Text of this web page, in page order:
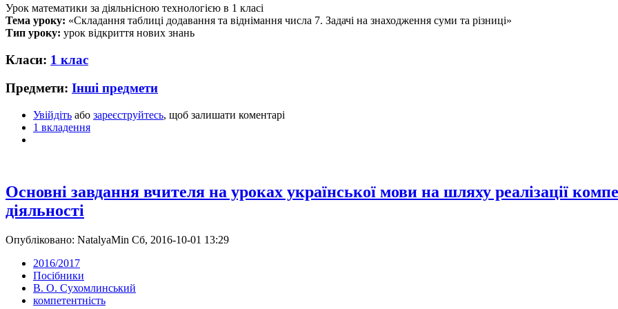
Урок математики за діяльнісною технологією в 1 класі
Тема уроку: «Складання таблиці додавання та віднімання числа 7. Задачі на знаходження суми та різниці»
Тип уроку: урок відкриття нових знань
Класи: 1 клас
Предмети: Інші предмети
Увійдіть або зареєструйтесь, щоб залишати коментарі
1 вкладення
Основні завдання вчителя на уроках української мови на шляху реалізації
діяльності
Опубліковано: NatalyaMin Сб, 2016-10-01 13:29
2016/2017
Посібники
В. О. Сухомлинський
компетентність